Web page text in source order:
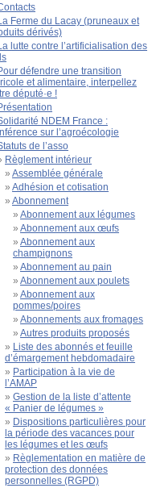
Ferme du Lacay (pruneaux et
dérivés)
lutte contre l’artificialisation des
défendre une transition
et alimentaire, interpellez
député·e !
NDEM France :
sur l’agroécologie
de l’asso
Règlement intérieur
Assemblée générale
Adhésion et cotisation
Abonnement
Abonnement aux légumes
Abonnement aux œufs
Abonnement aux
champignons
Abonnement au pain
Abonnement aux poulets
Abonnement aux
pommes/poires
Abonnements aux fromages
Autres produits proposés
Liste des abonnés et feuille
d’émargement hebdomadaire
Participation à la vie de
l’AMAP
Gestion de la liste d’attente
« Panier de légumes »
Dispositions particulières pour
la période des vacances pour
les légumes et les œufs
Règlementation en matière de
protection des données
personnelles (RGPD)